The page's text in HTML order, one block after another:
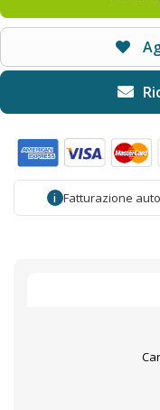
i Fatturazione